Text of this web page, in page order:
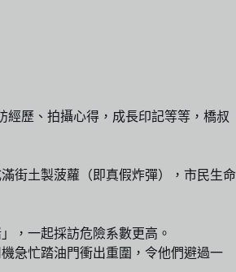
經歷、拍攝心得，成長印記等等，橋叔
街土製菠蘿（即真假炸彈），市民生命
，一起採訪危險系數更高。
急忙踏油門衝出重圍，令他們避過一